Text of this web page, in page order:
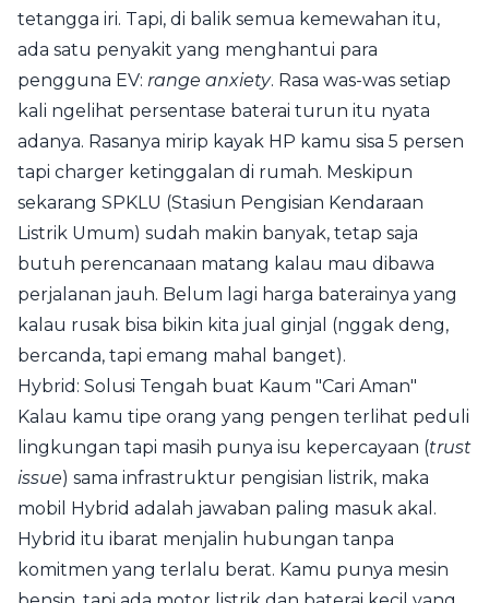
tetangga iri. Tapi, di balik semua kemewahan itu,
ada satu penyakit yang menghantui para
pengguna EV: range anxiety. Rasa was-was setiap
kali ngelihat persentase baterai turun itu nyata
adanya. Rasanya mirip kayak HP kamu sisa 5 persen
tapi charger ketinggalan di rumah. Meskipun
sekarang SPKLU (Stasiun Pengisian Kendaraan
Listrik Umum) sudah makin banyak, tetap saja
butuh perencanaan matang kalau mau dibawa
perjalanan jauh. Belum lagi harga baterainya yang
kalau rusak bisa bikin kita jual ginjal (nggak deng,
bercanda, tapi emang mahal banget).
Hybrid: Solusi Tengah buat Kaum "Cari Aman"
Kalau kamu tipe orang yang pengen terlihat peduli
lingkungan tapi masih punya isu kepercayaan (trust
issue) sama infrastruktur pengisian listrik, maka
mobil Hybrid adalah jawaban paling masuk akal.
Hybrid itu ibarat menjalin hubungan tanpa
komitmen yang terlalu berat. Kamu punya mesin